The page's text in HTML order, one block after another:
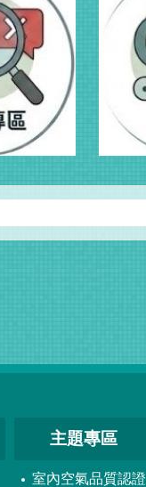
主題專區
室內空氣品質認證